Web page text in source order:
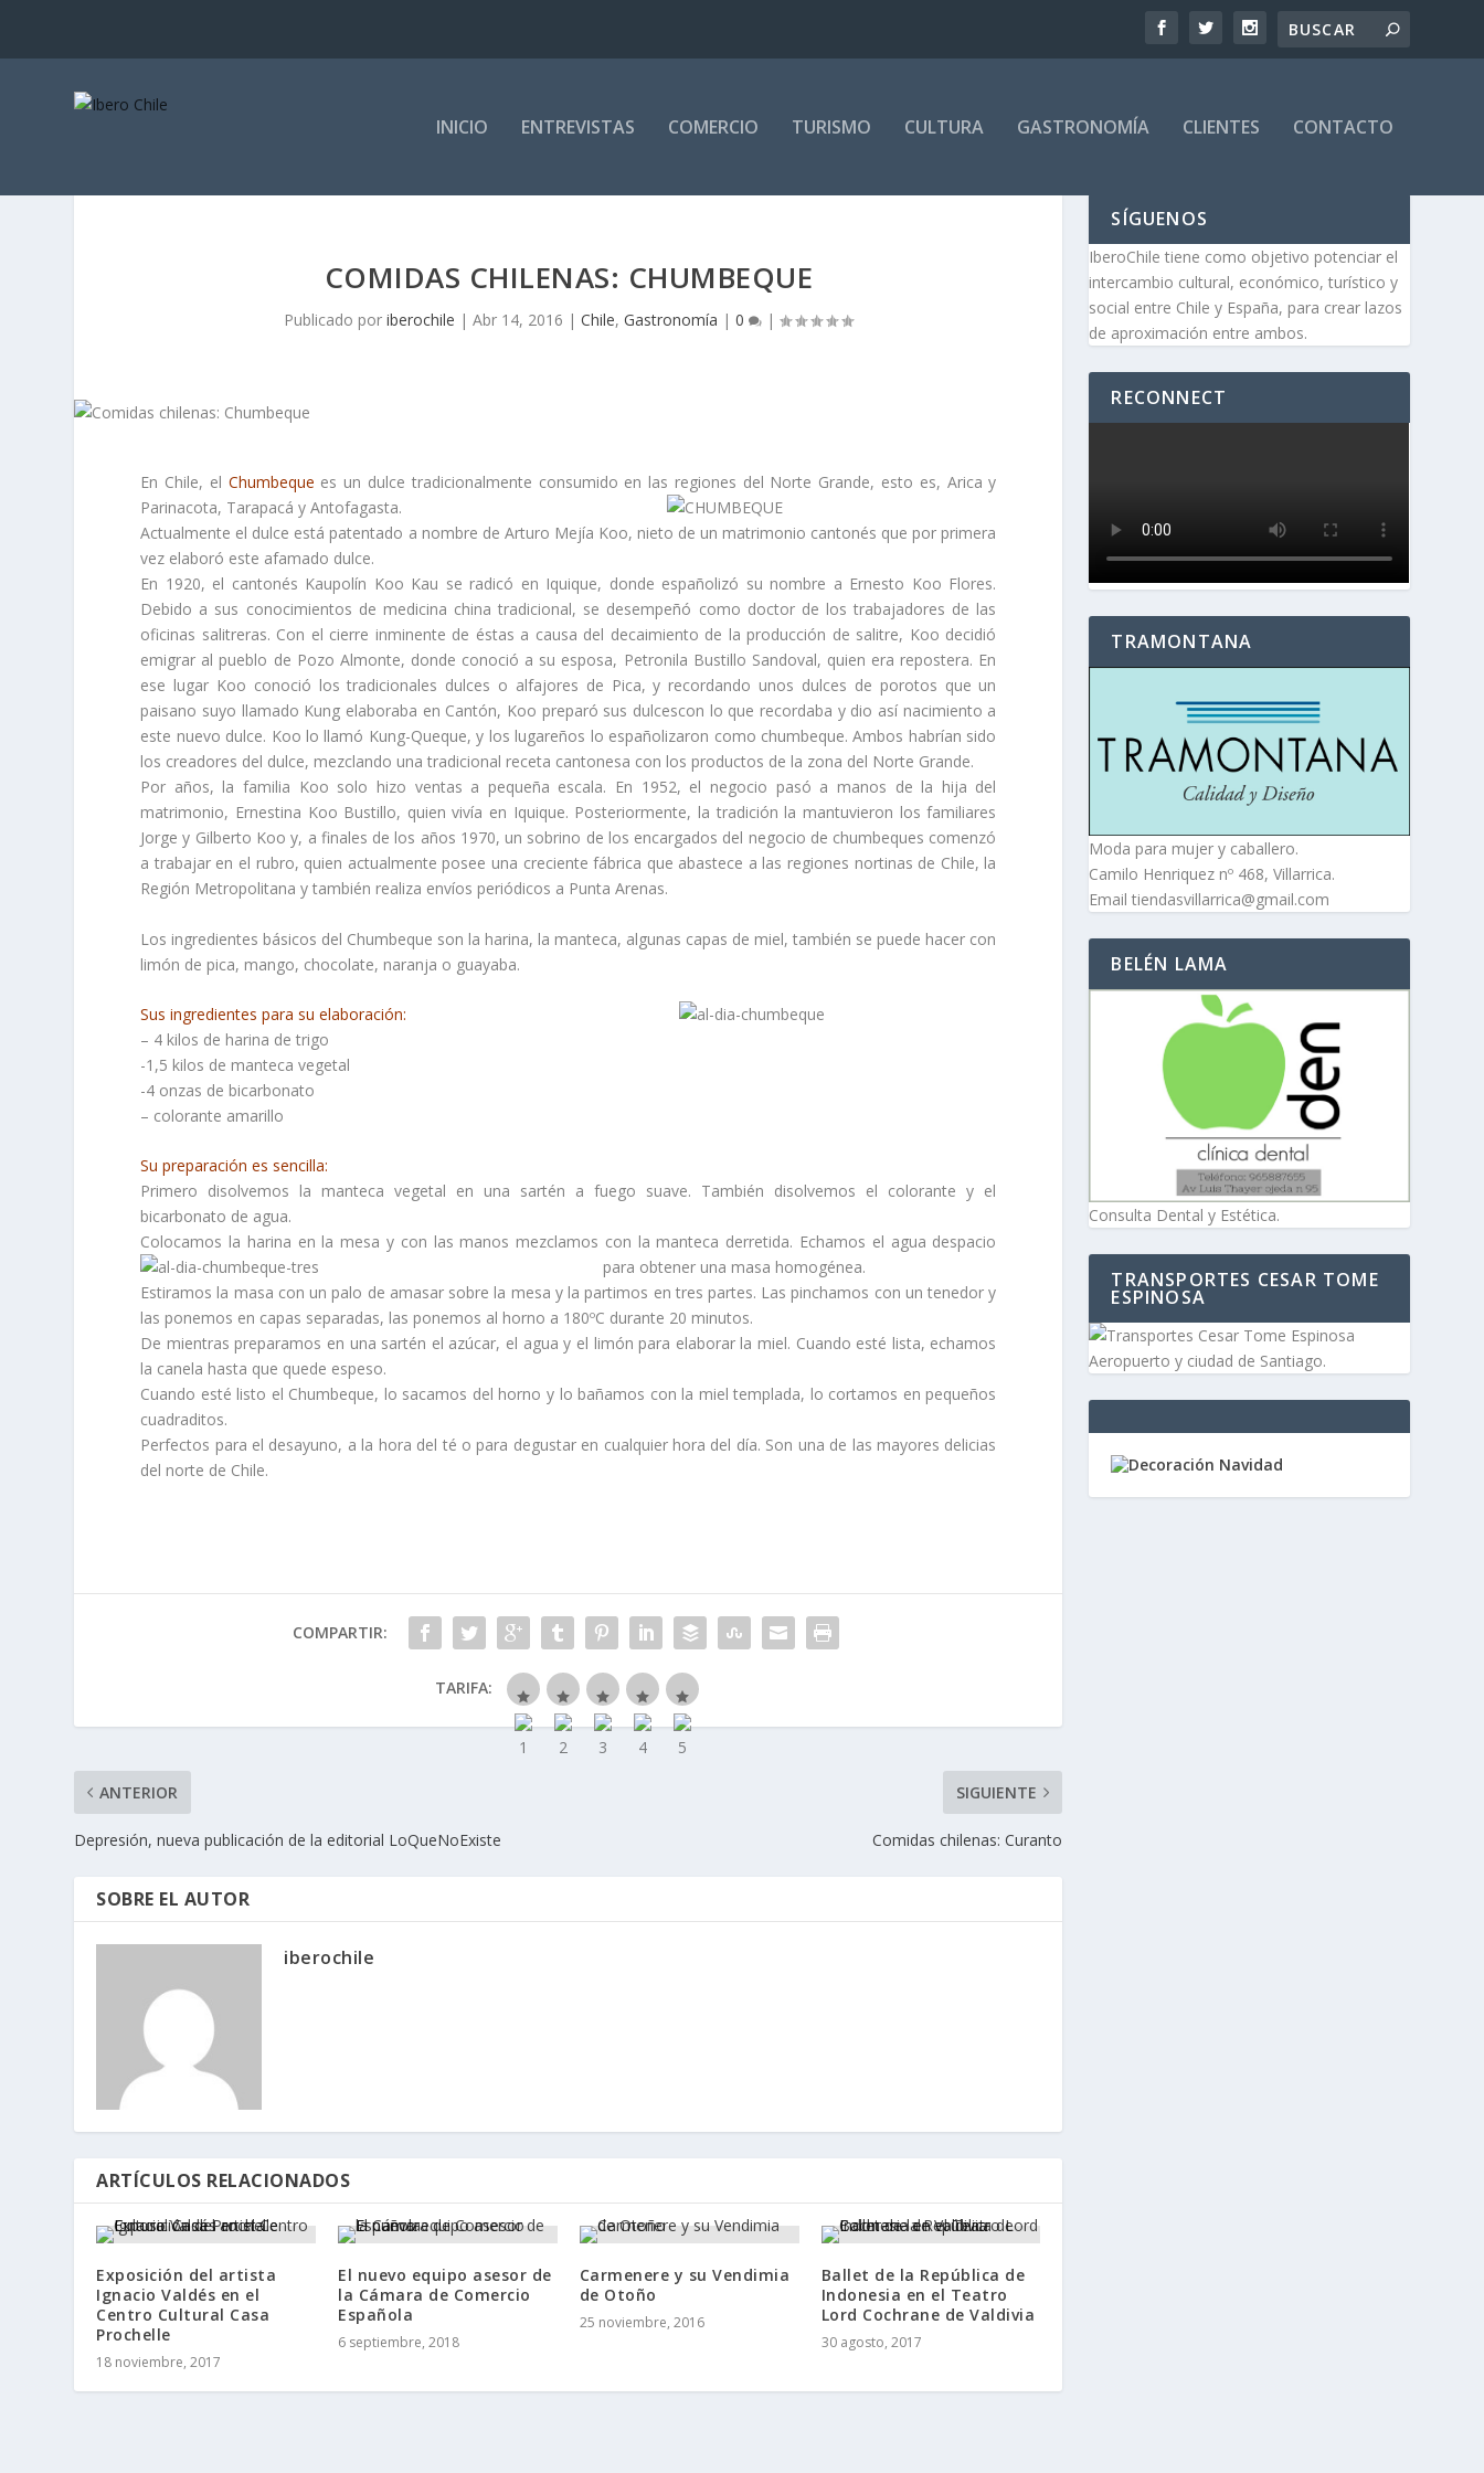
INICIO ENTREVISTAS COMERCIO TURISMO CULTURA GASTRONOMÍA CLIENTES CONTACTO
COMIDAS CHILENAS: CHUMBEQUE
Publicado poriberochile |Abr 14, 2016 |Chile,Gastronomía |0 |
En Chile, el Chumbeque es un dulce tradicionalmente consumido en las regiones del Norte Grande, esto es, Arica y
Parinacota, Tarapacá y Antofagasta.
Actualmente el dulce está patentado a nombre de Arturo Mejía Koo, nieto de un matrimonio cantonés que por primera
vez elaboró este afamado dulce.
En 1920, el cantonés Kaupolín Koo Kau se radicó en Iquique, donde españolizó su nombre a Ernesto Koo Flores.
Debido a sus conocimientos de medicina china tradicional, se desempeñó como doctor de los trabajadores de las
oficinas salitreras. Con el cierre inminente de éstas a causa del decaimiento de la producción de salitre, Koo decidió
emigrar al pueblo de Pozo Almonte, donde conoció a su esposa, Petronila Bustillo Sandoval, quien era repostera. En
ese lugar Koo conoció los tradicionales dulces o alfajores de Pica, y recordando unos dulces de porotos que un
paisano suyo llamado Kung elaboraba en Cantón, Koo preparó sus dulcescon lo que recordaba y dio así nacimiento a
este nuevo dulce. Koo lo llamó Kung-Queque, y los lugareños lo españolizaron como chumbeque. Ambos habrían sido
los creadores del dulce, mezclando una tradicional receta cantonesa con los productos de la zona del Norte Grande.
Por años, la familia Koo solo hizo ventas a pequeña escala. En 1952, el negocio pasó a manos de la hija del
matrimonio, Ernestina Koo Bustillo, quien vivía en Iquique. Posteriormente, la tradición la mantuvieron los familiares
Jorge y Gilberto Koo y, a finales de los años 1970, un sobrino de los encargados del negocio de chumbeques comenzó
a trabajar en el rubro, quien actualmente posee una creciente fábrica que abastece a las regiones nortinas de Chile, la
Región Metropolitana y también realiza envíos periódicos a Punta Arenas.
Los ingredientes básicos del Chumbeque son la harina, la manteca, algunas capas de miel, también se puede hacer con
limón de pica, mango, chocolate, naranja o guayaba.
Sus ingredientes para su elaboración:
– 4 kilos de harina de trigo
-1,5 kilos de manteca vegetal
-4 onzas de bicarbonato
– colorante amarillo
Su preparación es sencilla:
Primero disolvemos la manteca vegetal en una sartén a fuego suave. También disolvemos el colorante y el
bicarbonato de agua.
Colocamos la harina en la mesa y con las manos mezclamos con la manteca derretida. Echamos el agua despacio
para obtener una masa homogénea.
Estiramos la masa con un palo de amasar sobre la mesa y la partimos en tres partes. Las pinchamos con un tenedor y
las ponemos en capas separadas, las ponemos al horno a 180ºC durante 20 minutos.
De mientras preparamos en una sartén el azúcar, el agua y el limón para elaborar la miel. Cuando esté lista, echamos
la canela hasta que quede espeso.
Cuando esté listo el Chumbeque, lo sacamos del horno y lo bañamos con la miel templada, lo cortamos en pequeños
cuadraditos.
Perfectos para el desayuno, a la hora del té o para degustar en cualquier hora del día. Son una de las mayores delicias
del norte de Chile.
COMPARTIR:
TARIFA:
ANTERIOR
Depresión, nueva publicación de la editorial LoQueNoExiste
SIGUIENTE
Comidas chilenas: Curanto
SOBRE EL AUTOR
iberochile
ARTÍCULOS RELACIONADOS
Exposición del artista
Ignacio Valdés en el
Centro Cultural Casa
Prochelle
18 noviembre, 2017
El nuevo equipo asesor de
la Cámara de Comercio
Española
6 septiembre, 2018
Carmenere y su Vendimia
de Otoño
25 noviembre, 2016
Ballet de la República de
Indonesia en el Teatro
Lord Cochrane de Valdivia
30 agosto, 2017
SÍGUENOS
IberoChile tiene como objetivo potenciar el
intercambio cultural, económico, turístico y
social entre Chile y España, para crear lazos
de aproximación entre ambos.
RECONNECT
TRAMONTANA
Moda para mujer y caballero.
Camilo Henriquez nº 468, Villarrica.
Email tiendasvillarrica@gmail.com
BELÉN LAMA
Consulta Dental y Estética.
TRANSPORTES CESAR TOME
ESPINOSA
Aeropuerto y ciudad de Santiago.